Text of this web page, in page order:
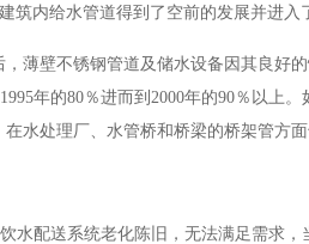
筑内给水管道得到了空前的发展并进入
薄壁不锈钢管道及储水设备因其良好
年的80％进而到2000年的90％以上
水处理厂、水管桥和桥梁的桥架管方面
水配送系统老化陈旧，无法满足需求